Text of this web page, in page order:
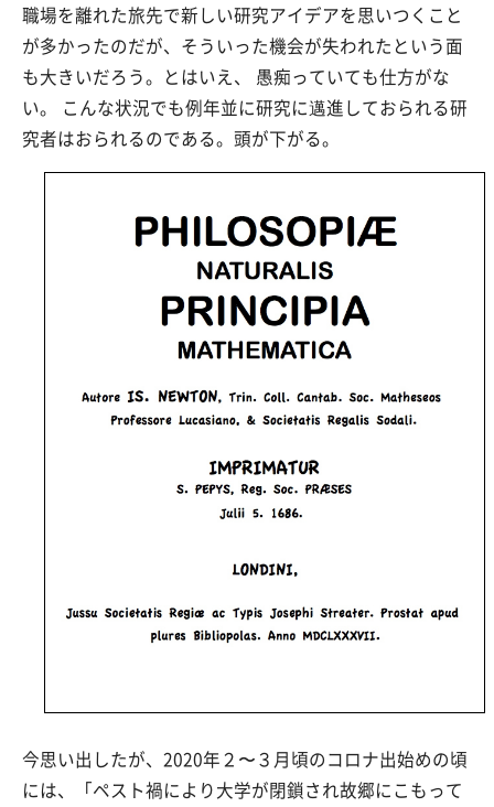
職場を離れた旅先で新しい研究アイデアを思いつくこと
が多かったのだが、そういった機会が失われたという面
も大きいだろう。とはいえ、 愚痴っていても仕方がな
い。 こんな状況でも例年並に研究に邁進しておられる研
究者はおられるのである。頭が下がる。
今思い出したが、2020年２〜３月頃のコロナ出始めの頃
には、「ペスト禍により大学が閉鎖され故郷にこもって